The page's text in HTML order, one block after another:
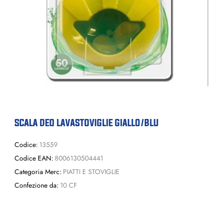
SCALA DEO LAVASTOVIGLIE GIALLO/BLU
Codice: 13559
Codice EAN: 8006130504441
Categoria Merc: PIATTI E STOVIGLIE
Confezione da: 10 CF